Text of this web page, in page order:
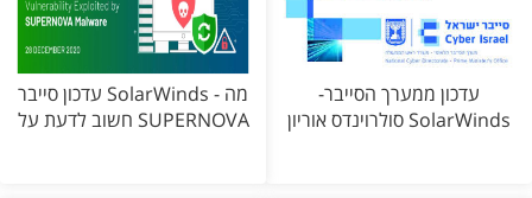
עדכון ממערך הסייבר-
סולרוינדס אוריון SolarWinds
עדכון סייבר SolarWinds - מה
חשוב לדעת על SUPERNOVA